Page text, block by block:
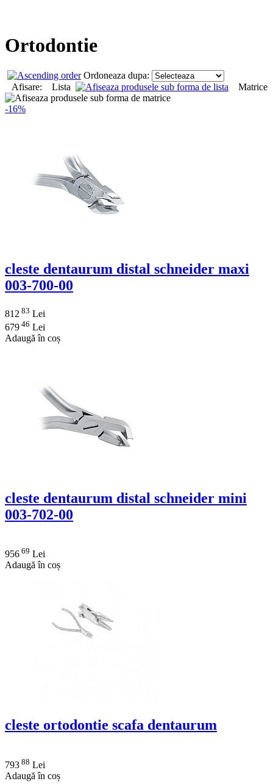
Ortodontie
Ordoneaza dupa:
Afisare: Lista
Matrice
-16%
cleste dentaurum distal schneider maxi
003-700-00
812 83 Lei
679 46 Lei
Adaugă în coș
cleste dentaurum distal schneider mini
003-702-00
956 69 Lei
Adaugă în coș
cleste ortodontie scafa dentaurum
793 88 Lei
Adaugă în coș